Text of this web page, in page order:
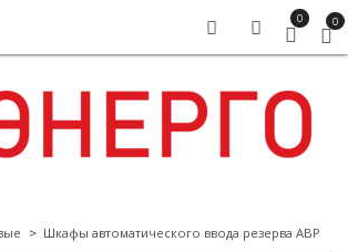
0 0
Шкафы автоматического ввода резерва АВР